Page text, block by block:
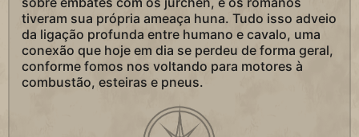
tiveram sua própria ameaça huna. Tudo isso adveio
da ligação profunda entre humano e cavalo, uma
conexão que hoje em dia se perdeu de forma geral,
conforme fomos nos voltando para motores à
combustão, esteiras e pneus.